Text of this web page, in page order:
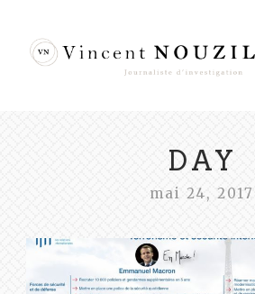
DAY
mai 24, 2017